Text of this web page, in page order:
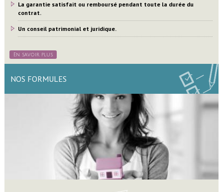
La garantie satisfait ou remboursé pendant toute la durée du
contrat.
Un conseil patrimonial et juridique.
En savoir plus
NOS FORMULES